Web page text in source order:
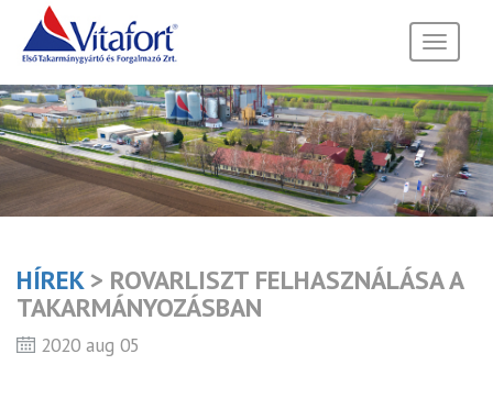
Toggle
HÍREK> ROVARLISZT FELHASZNÁLÁSA A
TAKARMÁNYOZÁSBAN
2020 aug 05